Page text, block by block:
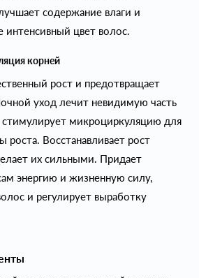
содержание влаги и
интенсивный цвет волос.
корней
рост и предотвращает
уход лечит невидимую часть
стимулирует микроциркуляцию для
Восстанавливает рост
их сильными. Придает
энергию и жизненную силу,
и регулирует выработку